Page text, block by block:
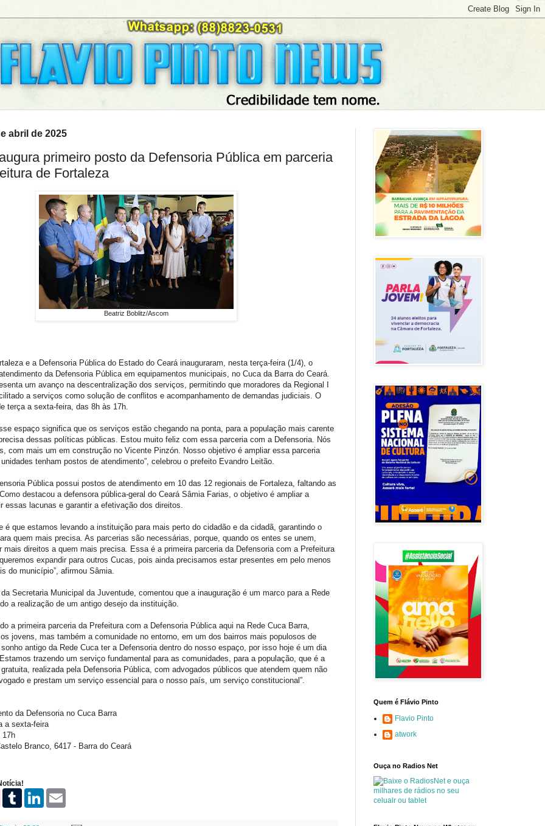
abril de 2025
primeiro posto da Defensoria Pública em parceria
de Fortaleza
Beatriz Boblitz/Ascom
e a Defensoria Pública do Estado do Ceará inauguraram, nesta terça-feira (1/4), o
da Defensoria Pública em equipamentos municipais, no Cuca da Barra do Ceará.
um avanço na descentralização dos serviços, permitindo que moradores da Regional I
a serviços como solução de conflitos e acompanhamento de demandas judiciais. O
terça a sexta-feira, das 8h às 17h.
espaço significa que os serviços estão chegando na ponta, para a população mais carente
dessas políticas públicas. Estou muito feliz com essa parceria com a Defensoria. Nós
com mais um em construção no Vicente Pinzón. Nosso objetivo é ampliar essa parceria
tenham postos de atendimento”, celebrou o prefeito Evandro Leitão.
Pública possui postos de atendimento em 10 das 12 regionais de Fortaleza, faltando as
destacou a defensora pública-geral do Ceará Sâmia Farias, o objetivo é ampliar a
essas lacunas e garantir a efetivação dos direitos.
é que estamos levando a instituição para mais perto do cidadão e da cidadã, garantindo o
quem mais precisa. As parcerias são necessárias, porque, quando os entes se unem,
mais direitos a quem mais precisa. Essa é a primeira parceria da Defensoria com a Prefeitura
expandir para outros Cucas, pois ainda precisamos estar presentes em pelo menos
do município”, afirmou Sâmia.
Secretaria Municipal da Juventude, comentou que a inauguração é um marco para a Rede
a realização de um antigo desejo da instituição.
a primeira parceria da Prefeitura com a Defensoria Pública aqui na Rede Cuca Barra,
jovens, mas também a comunidade no entorno, em um dos bairros mais populosos de
antigo da Rede Cuca ter a Defensoria dentro do nosso espaço, por isso hoje é um dia
trazendo um serviço fundamental para as comunidades, para a população, que é a
realizada pela Defensoria Pública, com advogados públicos que atendem quem não
e prestam um serviço essencial para o nosso país, um serviço constitucional”.
da Defensoria no Cuca Barra
a sexta-feira
17h
Branco, 6417 - Barra do Ceará
Quem é Flávio Pinto
Flavio Pinto
atwork
Ouça no Radios Net